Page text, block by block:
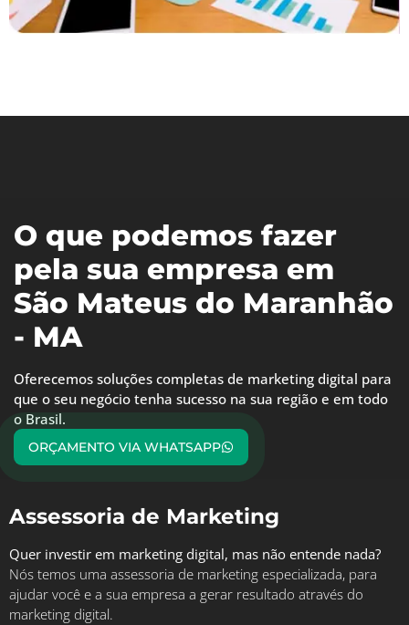
O que podemos fazer
pela sua empresa em
São Mateus do Maranhão
- MA
Oferecemos soluções completas de marketing digital para
que o seu negócio tenha sucesso na sua região e em todo
o Brasil.
ORÇAMENTO VIA WHATSAPP
Assessoria de Marketing
Quer investir em marketing digital, mas não entende nada?
Nós temos uma assessoria de marketing especializada, para
ajudar você e a sua empresa a gerar resultado através do
marketing digital.